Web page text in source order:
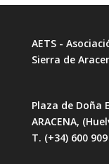
AETS -
Sierra de
Plaza de Doña
ARACENA,
T. (+34) 600